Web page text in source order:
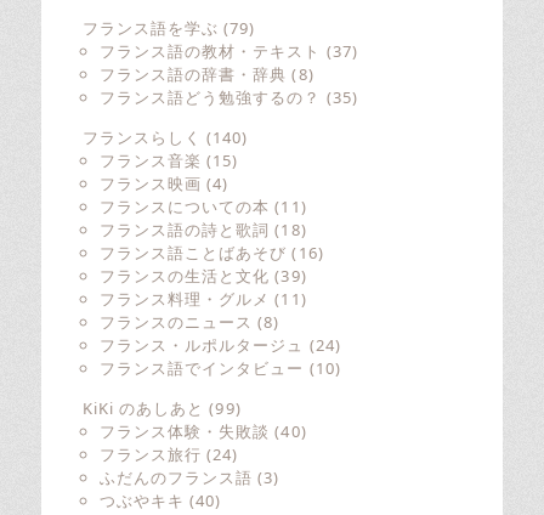
フランス語を学ぶ (79)
フランス語の教材・テキスト (37)
フランス語の辞書・辞典 (8)
フランス語どう勉強するの？ (35)
フランスらしく (140)
フランス音楽 (15)
フランス映画 (4)
フランスについての本 (11)
フランス語の詩と歌詞 (18)
フランス語ことばあそび (16)
フランスの生活と文化 (39)
フランス料理・グルメ (11)
フランスのニュース (8)
フランス・ルポルタージュ (24)
フランス語でインタビュー (10)
KiKi のあしあと (99)
フランス体験・失敗談 (40)
フランス旅行 (24)
ふだんのフランス語 (3)
つぶやキキ (40)